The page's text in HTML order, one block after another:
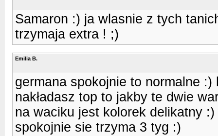
Samaron :) ja wlasnie z tych
trzymaja extra ! ;)
Emilia B.
germana spokojnie to normalne
nakładasz top to jakby te dwie
na waciku jest kolorek delikatny
spokojnie sie trzyma 3 tyg :)